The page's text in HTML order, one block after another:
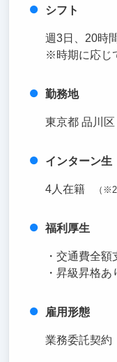
シフト
週3日、20時
※時期に応じ
勤務地
東京都 品川区
インターン生
4人在籍 （
福利厚生
・交通費全額
・昇級昇格あ
雇用形態
業務委託契約